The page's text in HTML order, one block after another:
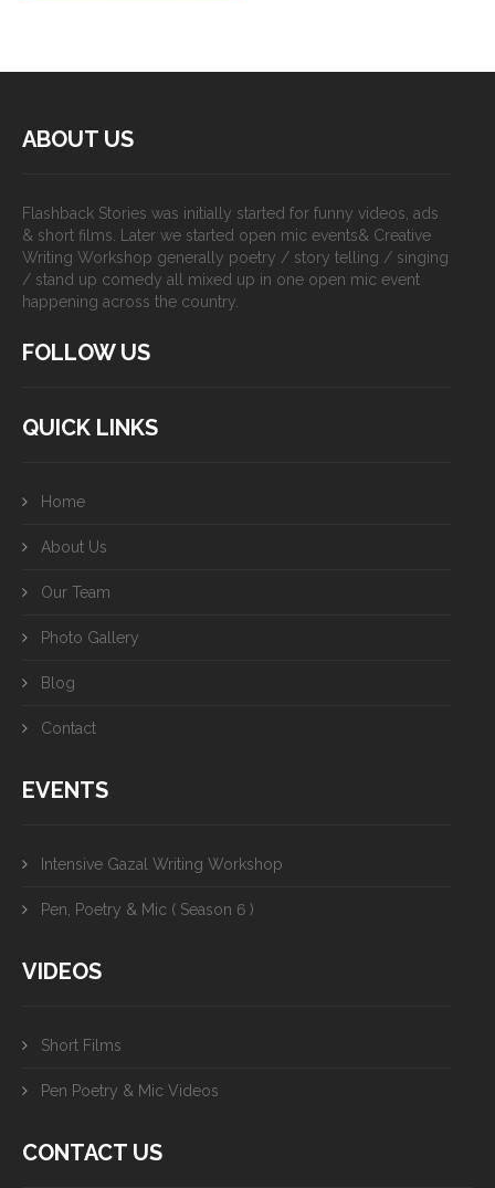
ABOUT US
Flashback Stories was initially started for funny videos, ads
& short films. Later we started open mic events& Creative
Writing Workshop generally poetry / story telling / singing
/ stand up comedy all mixed up in one open mic event
happening across the country.
FOLLOW US
QUICK LINKS
Home
About Us
Our Team
Photo Gallery
Blog
Contact
EVENTS
Intensive Gazal Writing Workshop
Pen, Poetry & Mic ( Season 6 )
VIDEOS
Short Films
Pen Poetry & Mic Videos
CONTACT US